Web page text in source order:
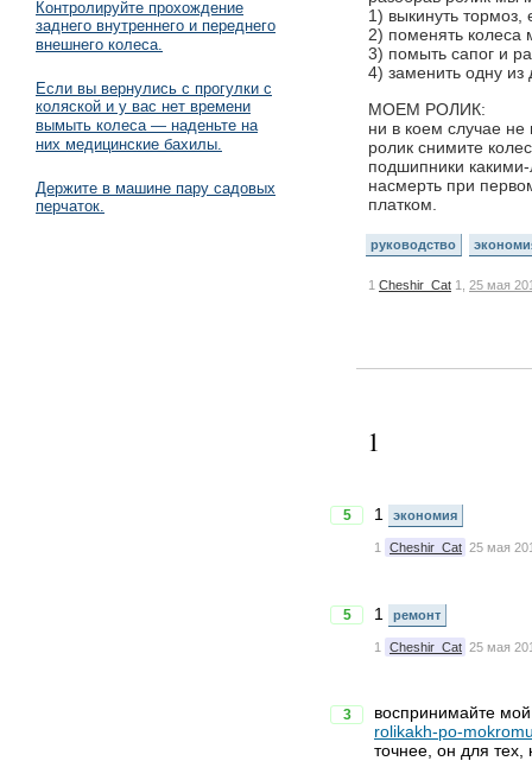
Контролируйте прохождение
заднего внутреннего и переднего
внешнего колеса.
Если вы вернулись с прогулки с
коляской и у вас нет времени
вымыть колеса — наденьте на
них медицинские бахилы.
Держите в машине пару садовых
перчаток.
1) выкинуть
2) поменять колеса
3) помыть сапог и
4) заменить одну из
МОЕМ РОЛИК:
ни в коем случае
ролик снимите
подшипники
насмерть при
платком.
руководство
1 Cheshir_Cat 1, 25 мая
1
5 1 экономия
1 Cheshir_Cat 25 мая
5 1 ремонт
1 Cheshir_Cat 25 мая
3
воспринимайте
rolikakh-po-
точнее, он для тех,